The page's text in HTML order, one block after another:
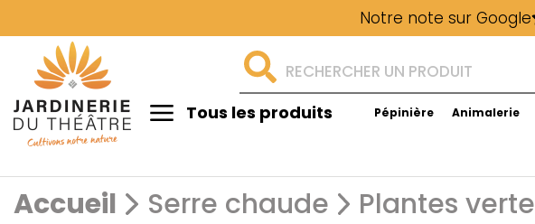
Notre note sur Google
Tous les produits Pépinière Animalerie
Accueil Serre chaude Plantes